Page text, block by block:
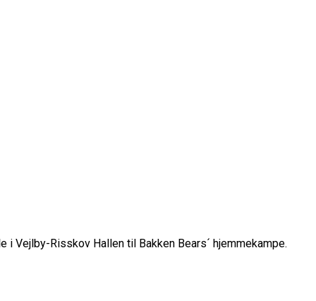
Vejlby-Risskov Hallen til Bakken Bears´ hjemmekampe.